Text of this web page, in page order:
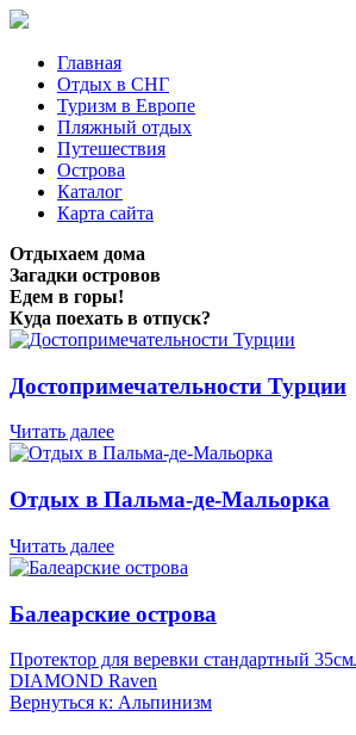
Главная
Отдых в СНГ
Туризм в Европе
Пляжный отдых
Путешествия
Острова
Каталог
Карта сайта
Отдыхаем дома
Загадки островов
Едем в горы!
Куда поехать в отпуск?
Достопримечательности Турции
Читать далее
Отдых в Пальма-де-Мальорка
Читать далее
Балеарские острова
Протектор для веревки стандартный 35см
DIAMOND Raven
Вернуться к: Альпинизм